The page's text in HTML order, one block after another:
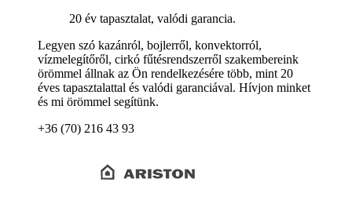
20 év tapasztalat, valódi garancia.
Legyen szó kazánról, bojlerről, konvektorról,
vízmelegítőről, cirkó fűtésrendszerről szakembereink
örömmel állnak az Ön rendelkezésére több, mint 20
éves tapasztalattal és valódi garanciával. Hívjon minket
és mi örömmel segítünk.
+36 (70) 216 43 93